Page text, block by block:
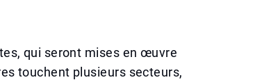
qui seront mises en œuvre
touchent plusieurs secteurs,